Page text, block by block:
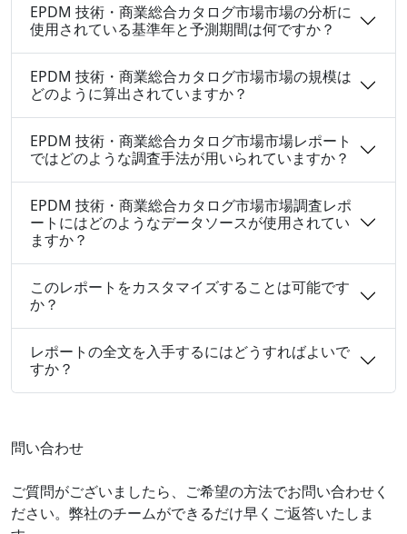
EPDM 技術・商業総合カタログ市場市場の分析に
使用されている基準年と予測期間は何ですか？
EPDM 技術・商業総合カタログ市場市場の規模は
どのように算出されていますか？
EPDM 技術・商業総合カタログ市場市場レポート
ではどのような調査手法が用いられていますか？
EPDM 技術・商業総合カタログ市場市場調査レポ
ートにはどのようなデータソースが使用されてい
ますか？
このレポートをカスタマイズすることは可能です
か？
レポートの全文を入手するにはどうすればよいで
すか？
問い合わせ
ご質問がございましたら、ご希望の方法でお問い合わせく
ださい。弊社のチームができるだけ早くご返答いたしま